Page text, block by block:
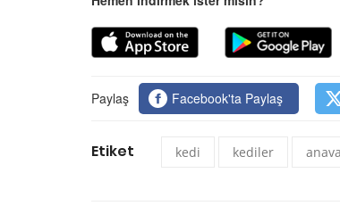
Paylaş Facebook'ta Paylaş
Etiket kedi kediler